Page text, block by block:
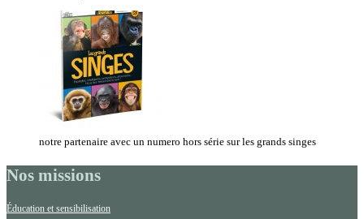
notre partenaire avec un numero hors série sur les grands singes
Nos missions
Éducation et sensibilisation